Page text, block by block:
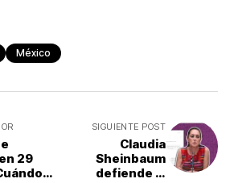
México
29
y
SIGUIENTE POST
Claudia
Sheinbaum
defiende la